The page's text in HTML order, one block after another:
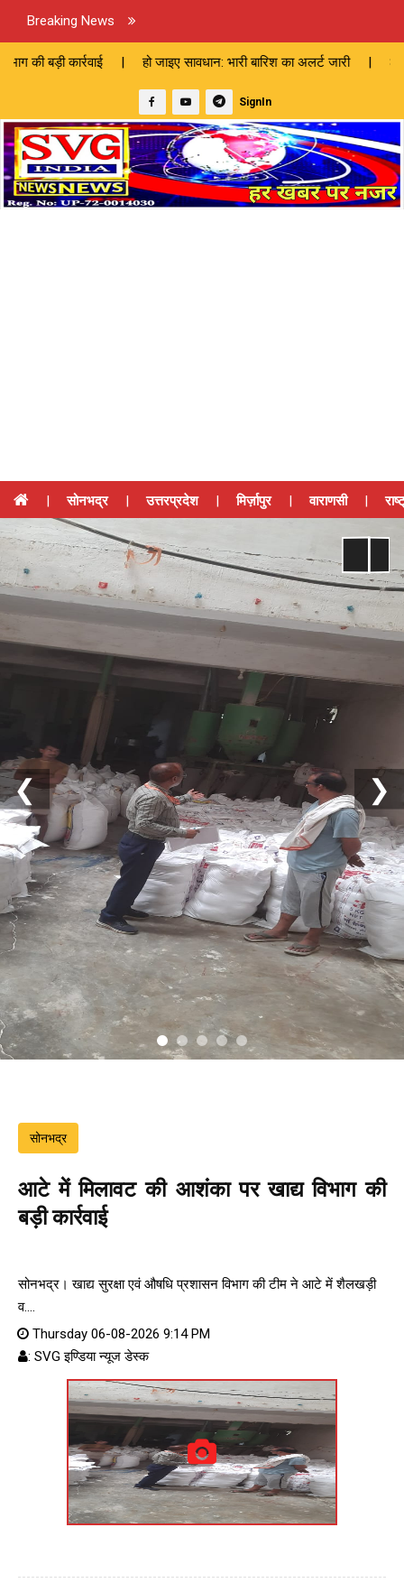
Breaking News
| हो जाइए सावधान: भारी बारिश का अलर्ट जारी | 82 लाख की लागत से
SignIn
| सोनभद्र | उत्तरप्रदेश | मिर्ज़ापुर | वाराणसी |
❮ ❯
सोनभद्र
आटे में मिलावट की आशंका पर खाद्य विभाग की
बड़ी कार्रवाई
सोनभद्र। खाद्य सुरक्षा एवं औषधि प्रशासन विभाग की टीम ने आटे में शैलखड़ी
व....
Thursday 06-08-2026 9:14 PM
: SVG इण्डिया न्यूज डेस्क